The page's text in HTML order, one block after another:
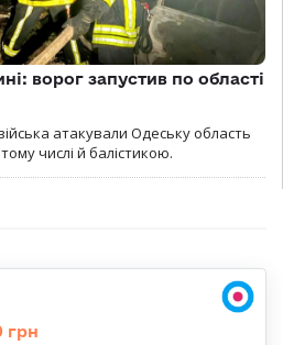
ворог запустив по області
атакували Одеську область
числі й балістикою.
грн